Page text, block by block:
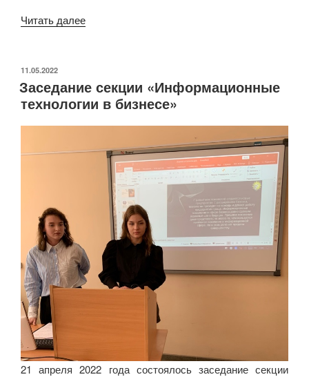
Читать далее«Актуальные
ОПУБЛИКОВАНО
11.05.2022
Заседание секции «Информационные
технологии в бизнесе»
21 апреля 2022 года состоялось заседание секции